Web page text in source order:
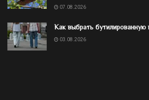
07.08.2026
Как выбрать бутилированную
03.08.2026